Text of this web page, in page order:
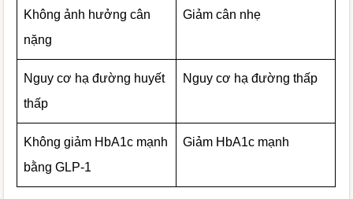
Không ảnh hưởng cân
nặng
Giảm cân nhẹ
Nguy cơ hạ đường huyết
thấp
Nguy cơ hạ đường thấp
Không giảm HbA1c mạnh
bằng GLP-1
Giảm HbA1c mạnh